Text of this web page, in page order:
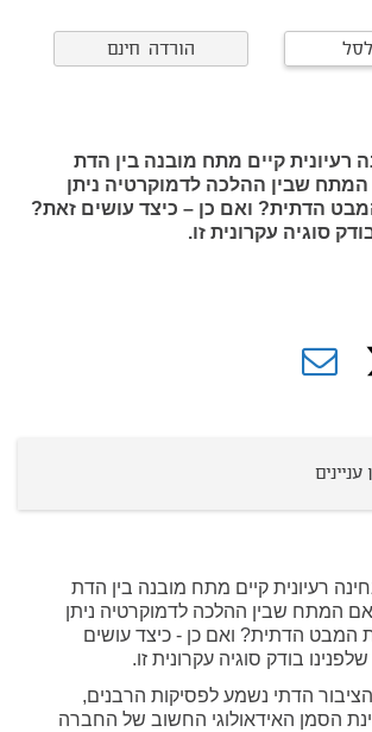
הורדה חינם
רעיונית קיים מתח מובנה בין הדת
שבין ההלכה לדמוקרטיה ניתן
הדתית? ואם כן – כיצד עושים זאת?
סוגיה עקרונית זו.
עניינים
רעיונית קיים מתח מובנה בין הדת
המתח שבין ההלכה לדמוקרטיה ניתן
המבט הדתית? ואם כן - כיצד עושים
בודק סוגיה עקרונית זו.
הדתי נשמע לפסיקות הרבנים,
הסמן האידאולוגי החשוב של החברה